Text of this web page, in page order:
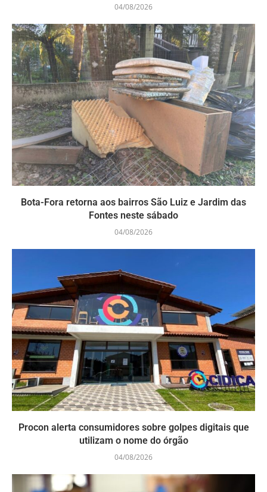
04/08/2026
Bota-Fora retorna aos bairros São Luiz e Jardim das
Fontes neste sábado
04/08/2026
Procon alerta consumidores sobre golpes digitais que
utilizam o nome do órgão
04/08/2026